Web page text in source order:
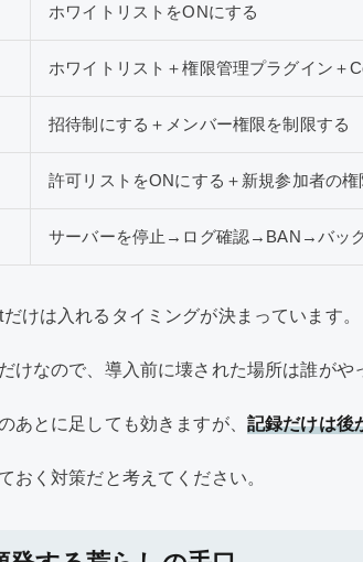
ホワイトリストをONにする
ホワイトリスト＋権限管理プラグイン＋
招待制にする＋メンバー権限を制限する
許可リストをONにする＋新規参加者の権
サーバーを停止→ログ確認→BAN→バッ
けは入れるタイミングが決まっています。
けなので、導入前に壊された場所は誰がや
あとに足しても効きますが、 記録だけは後
おく対策だと考えてください。